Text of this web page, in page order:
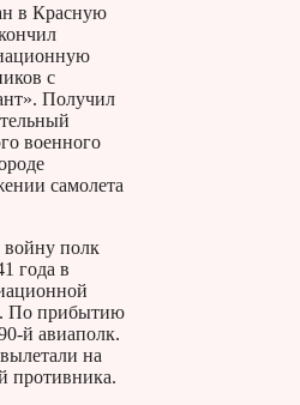
в Красную
с
Получил
военного
самолета
полк
года в
По прибытию
й авиаполк.
на
противника.